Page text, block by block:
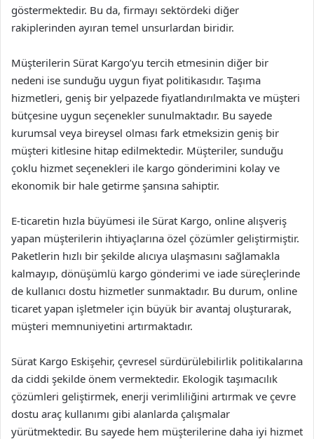
göstermektedir. Bu da, firmayı sektördeki diğer
rakiplerinden ayıran temel unsurlardan biridir.
Müşterilerin Sürat Kargo’yu tercih etmesinin diğer bir
nedeni ise sunduğu uygun fiyat politikasıdır. Taşıma
hizmetleri, geniş bir yelpazede fiyatlandırılmakta ve müşteri
bütçesine uygun seçenekler sunulmaktadır. Bu sayede
kurumsal veya bireysel olması fark etmeksizin geniş bir
müşteri kitlesine hitap edilmektedir. Müşteriler, sunduğu
çoklu hizmet seçenekleri ile kargo gönderimini kolay ve
ekonomik bir hale getirme şansına sahiptir.
E-ticaretin hızla büyümesi ile Sürat Kargo, online alışveriş
yapan müşterilerin ihtiyaçlarına özel çözümler geliştirmiştir.
Paketlerin hızlı bir şekilde alıcıya ulaşmasını sağlamakla
kalmayıp, dönüşümlü kargo gönderimi ve iade süreçlerinde
de kullanıcı dostu hizmetler sunmaktadır. Bu durum, online
ticaret yapan işletmeler için büyük bir avantaj oluşturarak,
müşteri memnuniyetini artırmaktadır.
Sürat Kargo Eskişehir, çevresel sürdürülebilirlik politikalarına
da ciddi şekilde önem vermektedir. Ekologik taşımacılık
çözümleri geliştirmek, enerji verimliliğini artırmak ve çevre
dostu araç kullanımı gibi alanlarda çalışmalar
yürütmektedir. Bu sayede hem müşterilerine daha iyi hizmet